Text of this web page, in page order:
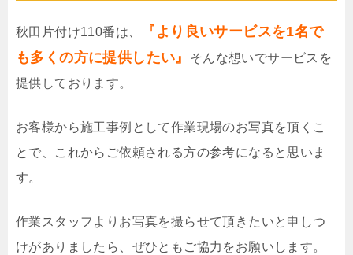
秋田片付け110番は、
『より良いサービスを1名で
も多くの方に提供したい』
そんな想いでサービスを
提供しております。
お客様から施工事例として作業現場のお写真を頂くこ
とで、これからご依頼される方の参考になると思いま
す。
作業スタッフよりお写真を撮らせて頂きたいと申しつ
けがありましたら、ぜひともご協力をお願いします。